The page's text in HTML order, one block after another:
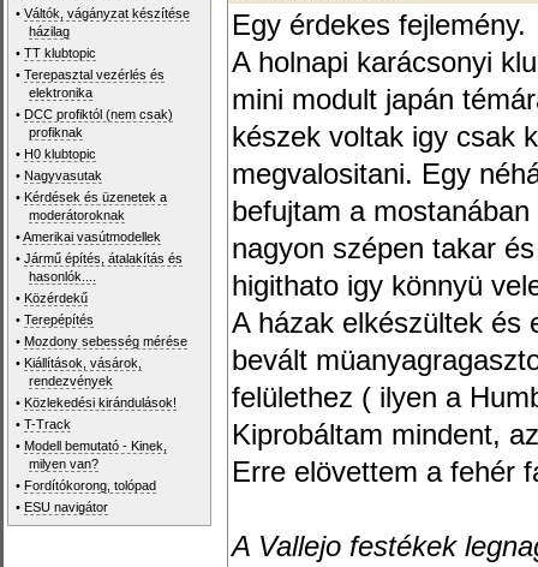
•Váltók, vágányzat készítése
házilag
•TT klubtopic
•Terepasztal vezérlés és
elektronika
• DCC profiktól (nem csak)
profiknak
• H0 klubtopic
• Nagyvasutak
• Kérdések és üzenetek a
moderátoroknak
•Amerikai vasútmodellek
•Jármű építés, átalakítás és
hasonlók....
• Közérdekű
•Terepépítés
• Mozdony sebesség mérése
• Kiállítások, vásárok,
rendezvények
• Közlekedési kirándulások!
•T-Track
• Modell bemutató - Kinek,
milyen van?
• Fordítókorong, tolópad
• ESU navigátor
Egy érdekes fejlemény.
A holnapi karácsonyi
mini modult japán
készek voltak igy csak
megvalositani. Egy
befujtam a
nagyon szépen takar
higithato igy könnyü
A házak elkészültek és
bevált
felülethez ( ilyen a
Kiprobáltam mindent,
Erre elövettem a fehér
A Vallejo festékek